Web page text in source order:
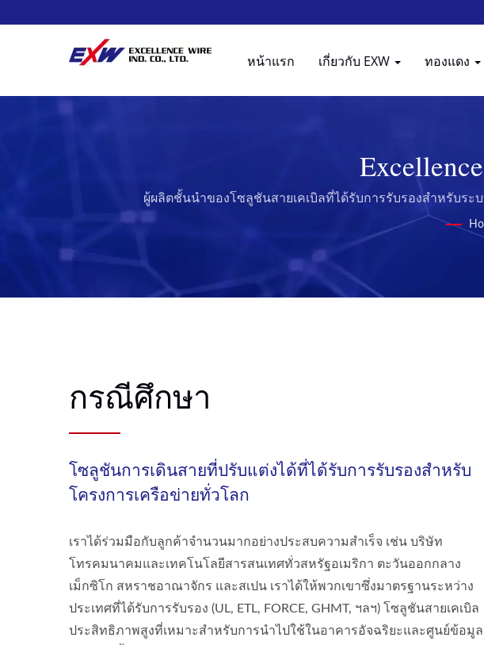
หน้าแรก เกี่ยวกับ EXW ทองแดง
ผู้ผลิตชั้นนำของโซลูชันสายเคเบิลที่ได้รับการรับรองสำหรับร
กรณีศึกษา
โซลูชันการเดินสายที่ปรับแต่งได้ที่ได้รับการรับรองสำหรับ
โครงการเครือข่ายทั่วโลก
เราได้ร่วมมือกับลูกค้าจำนวนมากอย่างประสบความสำเร็จ เช่น บริษัท
โทรคมนาคมและเทคโนโลยีสารสนเทศทั่วสหรัฐอเมริกา ตะวันออกกลาง
เม็กซิโก สหราชอาณาจักร และสเปน เราได้ให้พวกเขาซึ่งมาตรฐานระหว่าง
ประเทศที่ได้รับการรับรอง (UL, ETL, FORCE, GHMT, ฯลฯ) โซลูชันสายเคเบิล
ประสิทธิภาพสูงที่เหมาะสำหรับการนำไปใช้ในอาคารอัจฉริยะและศูนย์ข้อมูล